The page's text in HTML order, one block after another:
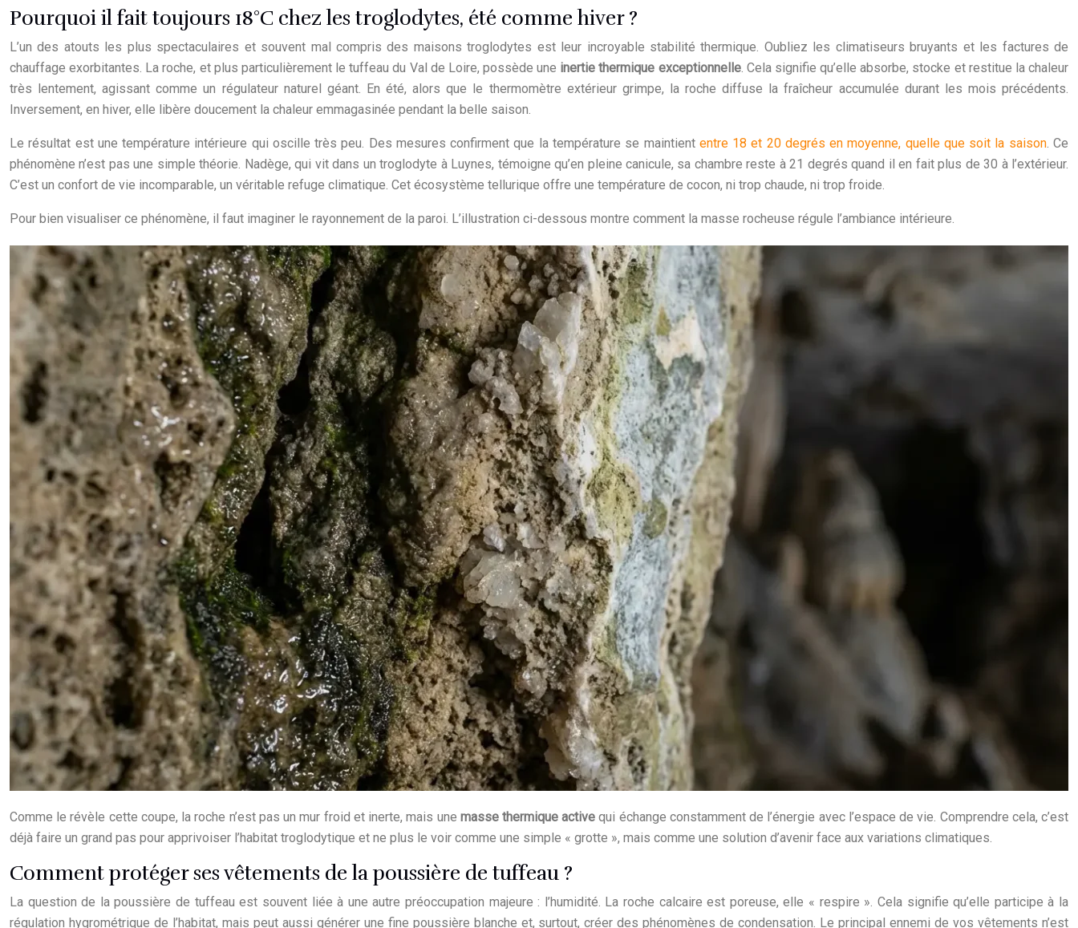
Pourquoi il fait toujours 18°C chez les troglodytes, été comme hiver ?
L’un des atouts les plus spectaculaires et souvent mal compris des maisons troglodytes est leur incroyable stabilité thermique. Oubliez les climatiseurs bruyants et les factures de
chauffage exorbitantes. La roche, et plus particulièrement le tuffeau du Val de Loire, possède une inertie thermique exceptionnelle. Cela signifie qu’elle absorbe, stocke et restitue la chaleur
très lentement, agissant comme un régulateur naturel géant. En été, alors que le thermomètre extérieur grimpe, la roche diffuse la fraîcheur accumulée durant les mois précédents.
Inversement, en hiver, elle libère doucement la chaleur emmagasinée pendant la belle saison.
Le résultat est une température intérieure qui oscille très peu. Des mesures confirment que la température se maintient entre 18 et 20 degrés en moyenne, quelle que soit la saison. Ce
phénomène n’est pas une simple théorie. Nadège, qui vit dans un troglodyte à Luynes, témoigne qu’en pleine canicule, sa chambre reste à 21 degrés quand il en fait plus de 30 à l’extérieur.
C’est un confort de vie incomparable, un véritable refuge climatique. Cet écosystème tellurique offre une température de cocon, ni trop chaude, ni trop froide.
Pour bien visualiser ce phénomène, il faut imaginer le rayonnement de la paroi. L’illustration ci-dessous montre comment la masse rocheuse régule l’ambiance intérieure.
Comme le révèle cette coupe, la roche n’est pas un mur froid et inerte, mais une masse thermique active qui échange constamment de l’énergie avec l’espace de vie. Comprendre cela, c’est
déjà faire un grand pas pour apprivoiser l’habitat troglodytique et ne plus le voir comme une simple « grotte », mais comme une solution d’avenir face aux variations climatiques.
Comment protéger ses vêtements de la poussière de tuffeau ?
La question de la poussière de tuffeau est souvent liée à une autre préoccupation majeure : l’humidité. La roche calcaire est poreuse, elle « respire ». Cela signifie qu’elle participe à la
régulation hygrométrique de l’habitat, mais peut aussi générer une fine poussière blanche et, surtout, créer des phénomènes de condensation. Le principal ennemi de vos vêtements n’est